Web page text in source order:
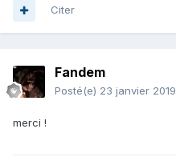
Citer
Fandem
Posté(e) 23 janvier 2019
merci !